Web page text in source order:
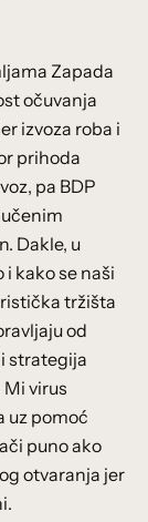
Zapada
očuvanja
izvoza roba i
prihoda
pa BDP
Dakle, u
kako se naši
tržišta
od
strategija
Mi virus
uz pomoć
puno ako
otvaranja jer